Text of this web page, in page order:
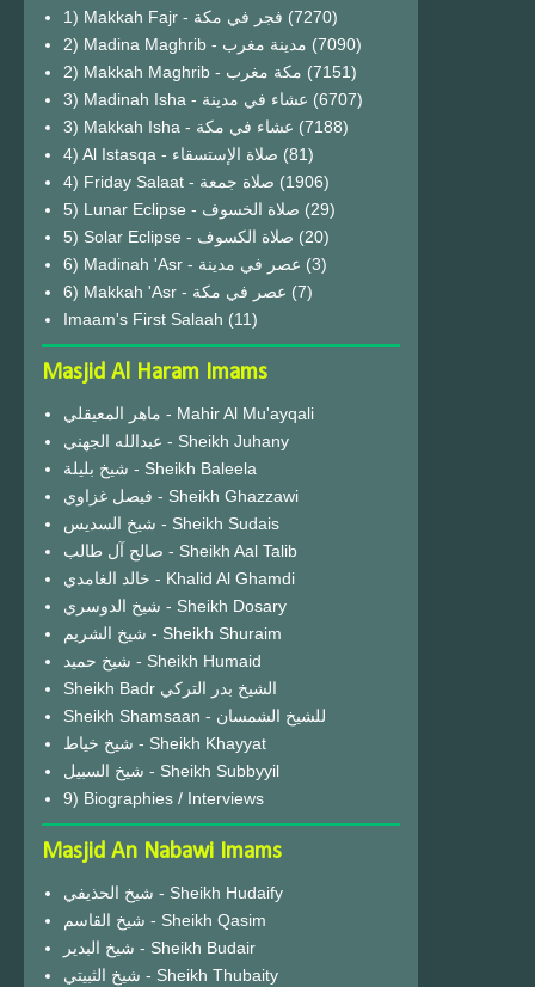
1) Makkah Fajr - فجر في مكة (7270)
2) Madina Maghrib - مدينة مغرب (7090)
2) Makkah Maghrib - مكة مغرب (7151)
3) Madinah Isha - عشاء في مدينة (6707)
3) Makkah Isha - عشاء في مكة (7188)
4) Al Istasqa - صلاة الإستسقاء (81)
4) Friday Salaat - صلاة جمعة (1906)
5) Lunar Eclipse - صلاة الخسوف (29)
(20)
6) Madinah 'Asr - عصر في مدينة (3)
6) Makkah 'Asr - عصر في مكة (7)
Imaam's First Salaah (11)
Masjid Al Haram Imams
ماهر المعيقلي - Mahir Al Mu'ayqali
عبدالله الجهني - Sheikh Juhany
شيخ بليلة - Sheikh Baleela
فيصل غزاوي - Sheikh Ghazzawi
شيخ السديس - Sheikh Sudais
صالح آل طالب - Sheikh Aal Talib
خالد الغامدي - Khalid Al Ghamdi
شيخ الدوسري - Sheikh Dosary
شيخ الشريم - Sheikh Shuraim
شيخ حميد - Sheikh Humaid
Sheikh Badr الشيخ بدر التركي
Sheikh Shamsaan - للشيخ الشمسان
شيخ خياط - Sheikh Khayyat
شيخ السبيل - Sheikh Subbyyil
9) Biographies / Interviews
Masjid An Nabawi Imams
شيخ الحذيفي - Sheikh Hudaify
شيخ القاسم - Sheikh Qasim
شيخ البدير - Sheikh Budair
شيخ الثبيتي - Sheikh Thubaity